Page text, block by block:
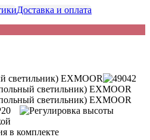
Доставка и оплата